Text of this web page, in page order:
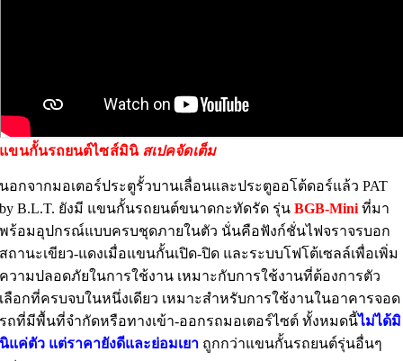
แขนกั้นรถยนต์ไซส์มินิ สเปคจัดเต็ม
นอกจากมอเตอร์ประตูรั้วบานเลื่อนและประตูออโต้ดอร์แล้ว PAT
by B.L.T. ยังมี แขนกั้นรถยนต์ขนาดกะทัดรัด รุ่นBGB-Mini ที่มา
พร้อมอุปกรณ์แบบครบชุดภายในตัว นั่นคือฟังก์ชั่นไฟจราจรบอก
สถานะเขียว-แดงเมื่อแขนกั้นเปิด-ปิด และระบบโฟโต้เซลล์เพื่อเพิ่ม
ความปลอดภัยในการใช้งาน เหมาะกับการใช้งานที่ต้องการตัว
เลือกที่ครบจบในหนึ่งเดียว เหมาะสำหรับการใช้งานในอาคารจอด
รถที่มีพื้นที่จำกัดหรือทางเข้า-ออกรถมอเตอร์ไซต์ ทั้งหมดนี้ไม่ได้มิ
นิแค่ตัว แต่ราคายังดีและย่อมเยา ถูกกว่าแขนกั้นรถยนต์รุ่นอื่นๆ